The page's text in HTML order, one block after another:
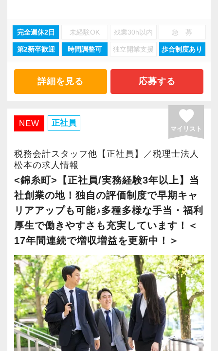
績を作りながら課題や問題の分析スキルを身に
付ける経験を積むことが自信に繋がります。
ので、安心して仲間と一緒に働く楽しさと自分
の成⻑を日々実感して頂けると思います。
自分が「将来こうなりたい」「こんな風に成⻑
したい」「こういうサービスを提供したい」と
いう夢を語れる若いパワーのある方を求めてい
ます。
新しい扉を開けるのはとても勇気がいることで
すが、輝ける未来のために一歩を踏み出して一
緒に頑張っていきませんか？
【現役スタッフの声】
インターンから新卒で入社しました。
インターン時代は「ここまでやるの！？」とい
うくらい実践に近い形の業務を任されて大変な1
年でしたが、だからこそ実力がつき達成感を得
ることができました。
まだ入社１年目ですが、すでに法人20件・個人8
件を担当させてもらっています。
キャリアステップは等級制（1〜6等級）で、求
められる業務レベルや役割を明確にしていま
ステップアップが可能です。
昇級は年に2回の自己申請制で何度でもチャレン
【定期的な班替えや席替えで、より多くのこと
を学べる体制！】
当社ではフリーアドレスと固定席を併用しなが
ら業務を行っています。
そのなかで定期的な席替えやチームの班替えを
実施。得意分野や経験の異なる様々な人と一緒
に仕事を行うことで、より柔軟かつ多彩なノウ
ハウや知識を身に付けられる体制を整えていま
す。
また関西・関東とそれぞれの拠点での交流もあ
り、オンライン・オフラインを問わず気軽に話
し合える社風です。
【各種社会保険完備、ユニークな手当制度あ
り】
社会保険等の一般的な福利厚生の他に、各種手
【将来オフィスをお任せできる貴方の力を求め
ています】
らなる活躍の場を求めている貴方の力を発揮で
きる職場です。
新たなマネージャー候補として、将来的にオフ
ィスを任せられる方の力を求めています。
やる気とコミュニケーション能力を重視しま
す。
税理士はサービス業です。誠実に仕事を行い、
お客様に満足していただくことを大事にしてく
れる方を求めています。
スキルと経験に合わせてキャリアを重ねつつ、
部下のマネジメントも少しずつお任せして自信
を持っていけるよう私たちもバックアップしま
す。
最初は自信が無くても意欲があれば大丈夫で
す。
一緒に事務所を盛り立てていただける方をお待
ちしています！
施企業」の認定を受け、今後も社員が働きやす
い環境づくりを積極的に推進していきます。
おりますので、当社で将来の不安なく働いてみ
ませんか？
【新宿の事務所はこんなオフィスです】
20代のスタッフが多数在籍しており、当社拠点
のなかでも一番明るく元気なオフィスです。
新宿三丁目駅直結で交通の便がよく、通勤しや
すい立地にあります。
飲食業や接客業のお客様が多く、お客様のご紹
介から新しいお客様も増えております。
実務重視の研修を幅広く実施しているため、ス
ピーディーに経験値を積むことができるのが最
大の魅力です。
バリバリ働いて活躍したい方、大歓迎です！
これからますます成長していく新宿オフィス
で、一緒に成長していきましょう！
【ご紹介が多い安定企業でお客様から一番に信
現在当社では「渋谷」「新宿」「錦糸町」
ます。
2021年6月に「渋谷オフィス」を新設し、その
後「新宿オフィス」「大阪オフィス」「錦糸町
オフィス」が拡張移転！
さらに2022年12月には「柏オフィス」を開設
し、2025年には大阪オフィスを増床するなど、
事業拡大を続けています。
安定性抜群の環境で自己成長を実現できます。
社員の持つ「やる・やりたい」という気持ちを
大事にしているため、資格を持っていなくて
も、スピーディーなキャリアアップが可能で
す！
会計事務所経験者の方には幅広い業務に携わっ
ていただき、早い段階から部下やチームのマネ
ジメント業務にも挑戦できます！これまでの経
験・知識を活かしながら、さらに上のステージ
でキャリアアップをしませんか？
完全週休2日 未経験OK 残業30h以内 急 募
第2新卒歓迎 時間調整可 独立開業支援 歩合制度あり
詳細を見る 応募する
NEW 正社員 favorite
マイリスト
税務会計スタッフ他【正社員】／税理士法人
松本の求人情報
<錦糸町>【正社員/実務経験3年以上】当
社創業の地！独自の評価制度で早期キャ
リアアップも可能♪多種多様な手当・福利
厚生で働きやすさも充実しています！＜
17年間連続で増収増益を更新中！＞